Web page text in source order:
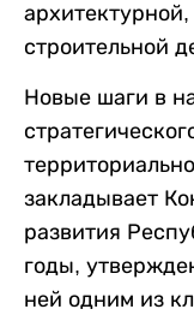
строительной
Новые шаги в
закладывает
развития
годы,
ней одним из